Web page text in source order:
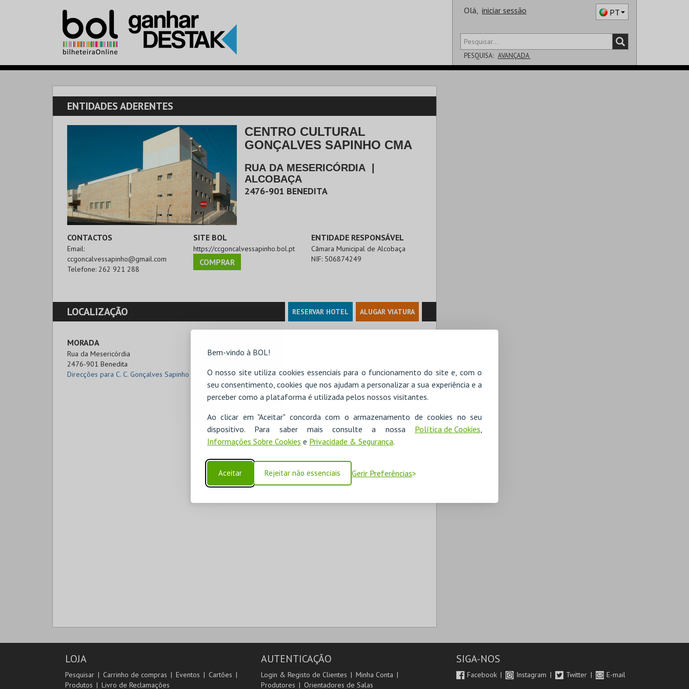
Bem-vindo à BOL!
O nosso site utiliza cookies essenciais para o funcionamento do site e, com o
seu consentimento, cookies que nos ajudam a personalizar a sua experiência e a
perceber como a plataforma é utilizada pelos nossos visitantes.
Ao clicar em "Aceitar" concorda com o armazenamento de cookies no seu
dispositivo. Para saber mais consulte a nossa Política de Cookies,
Informações Sobre Cookies e Privacidade & Segurança.
Aceitar Rejeitar não essenciais Gerir Preferências
Olá, iniciar sessão PT
PESQUISA: AVANÇADA
ENTIDADES ADERENTES
CENTRO CULTURAL
GONÇALVES SAPINHO CMA
RUA DA MESERICÓRDIA
ALCOBAÇA
2476-901 BENEDITA
CONTACTOS
Email:
ccgoncalvessapinho@gmail.com
Telefone: 262 921 288
SITE BOL
https://ccgoncalvessapinho.bol.pt
COMPRAR
ENTIDADE RESPONSÁVEL
Câmara Municipal de Alcobaça
NIF: 506874249
LOCALIZAÇÃO RESERVAR HOTEL ALUGAR VIATURA
MORADA
Rua da Mesericórdia
2476-901 Benedita
Direcções para C. C. Gonçalves Sapinho
LOJA
Pesquisar Carrinho de compras Eventos
Cartões
Produtos
Livro de Reclamações
AUTENTICAÇÃO
Login & Registo de Clientes
Minha Conta
Produtores
Orientadores de Salas
SIGA-NOS
Facebook Instagram Twitter E-mail